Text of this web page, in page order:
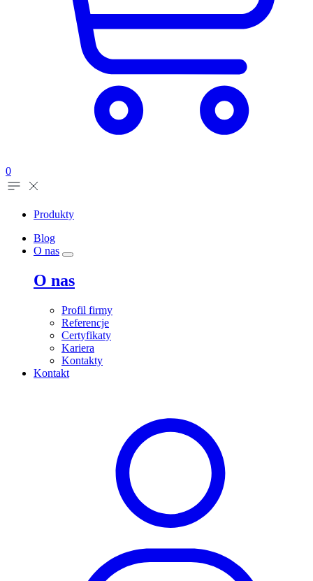
0
Produkty
Blog
O nas
O nas
Profil firmy
Referencje
Certyfikaty
Kariera
Kontakty
Kontakt